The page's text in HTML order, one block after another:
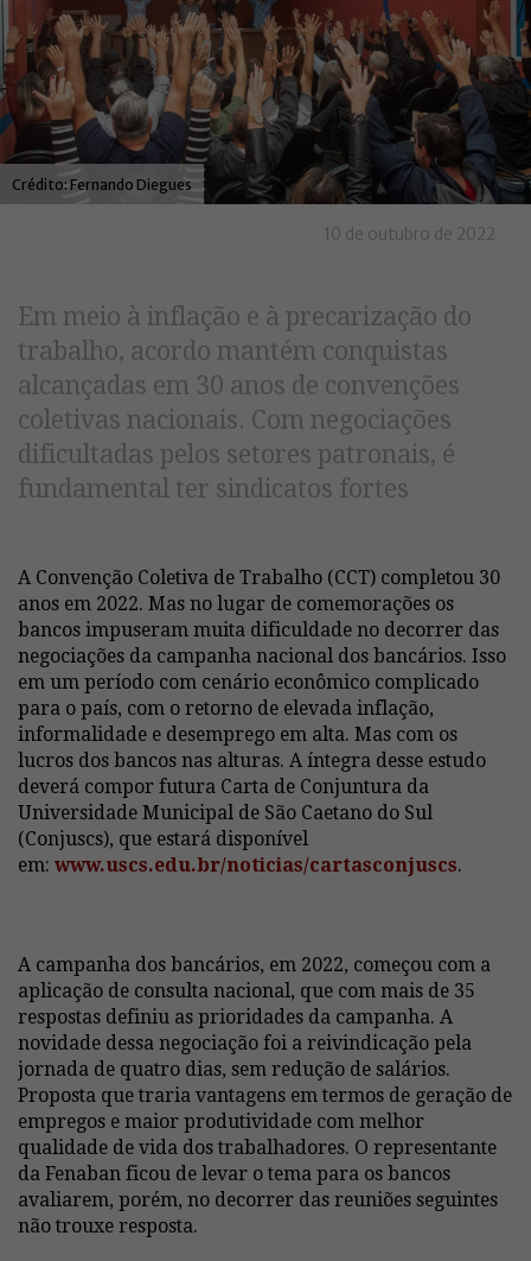
Fernando Diegues
10 de outubro de 2022
Em meio à inflação e à precarização do
trabalho, acordo mantém conquistas
alcançadas em 30 anos de convenções
coletivas nacionais. Com negociações
dificultadas pelos setores patronais, é
fundamental ter sindicatos fortes
A Convenção Coletiva de Trabalho (CCT) completou 30
anos em 2022. Mas no lugar de comemorações os
bancos impuseram muita dificuldade no decorrer das
negociações da campanha nacional dos bancários. Isso
em um período com cenário econômico complicado
para o país, com o retorno de elevada inflação,
informalidade e desemprego em alta. Mas com os
lucros dos bancos nas alturas. A íntegra desse estudo
deverá compor futura Carta de Conjuntura da
Universidade Municipal de São Caetano do Sul
(Conjuscs), que estará disponível
em: www.uscs.edu.br/noticias/cartasconjuscs.
A campanha dos bancários, em 2022, começou com a
aplicação de consulta nacional, que com mais de 35
respostas definiu as prioridades da campanha. A
novidade dessa negociação foi a reivindicação pela
jornada de quatro dias, sem redução de salários.
Proposta que traria vantagens em termos de geração de
empregos e maior produtividade com melhor
qualidade de vida dos trabalhadores. O representante
da Fenaban ficou de levar o tema para os bancos
avaliarem, porém, no decorrer das reuniões seguintes
não trouxe resposta.